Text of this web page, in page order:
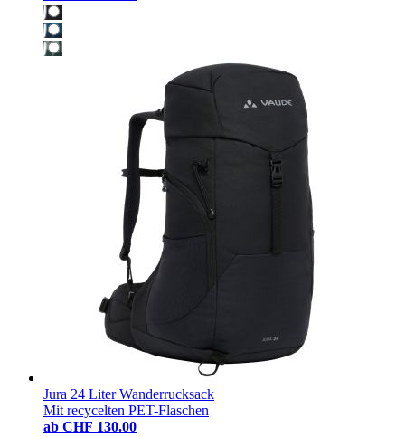
Jura 24 Liter Wanderrucksack
Mit recycelten PET-Flaschen
ab CHF 130.00